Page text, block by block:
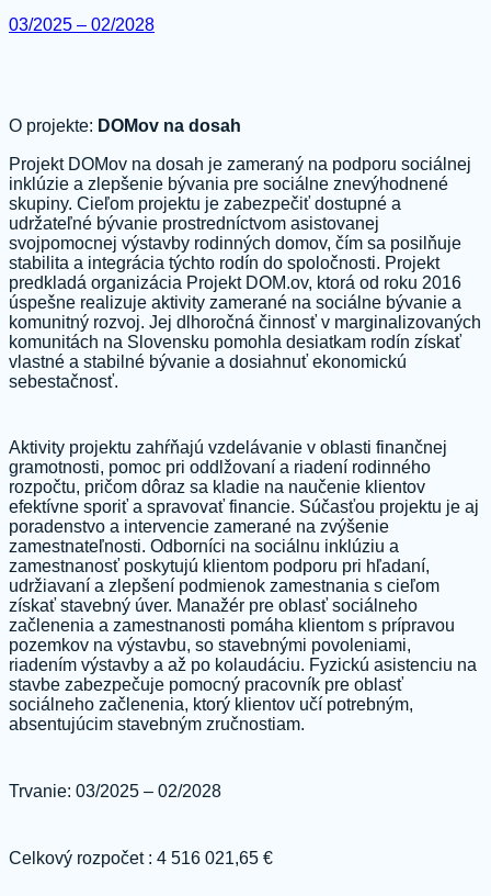
03/2025 – 02/2028
O projekte: DOMov na dosah
Projekt DOMov na dosah je zameraný na podporu sociálnej
inklúzie a zlepšenie bývania pre sociálne znevýhodnené
skupiny. Cieľom projektu je zabezpečiť dostupné a
udržateľné bývanie prostredníctvom asistovanej
svojpomocnej výstavby rodinných domov, čím sa posilňuje
stabilita a integrácia týchto rodín do spoločnosti. Projekt
predkladá organizácia Projekt DOM.ov, ktorá od roku 2016
úspešne realizuje aktivity zamerané na sociálne bývanie a
komunitný rozvoj. Jej dlhoročná činnosť v marginalizovaných
komunitách na Slovensku pomohla desiatkam rodín získať
vlastné a stabilné bývanie a dosiahnuť ekonomickú
sebestačnosť.
Aktivity projektu zahŕňajú vzdelávanie v oblasti finančnej
gramotnosti, pomoc pri oddlžovaní a riadení rodinného
rozpočtu, pričom dôraz sa kladie na naučenie klientov
efektívne sporiť a spravovať financie. Súčasťou projektu je aj
poradenstvo a intervencie zamerané na zvýšenie
zamestnateľnosti. Odborníci na sociálnu inklúziu a
zamestnanosť poskytujú klientom podporu pri hľadaní,
udržiavaní a zlepšení podmienok zamestnania s cieľom
získať stavebný úver. Manažér pre oblasť sociálneho
začlenenia a zamestnanosti pomáha klientom s prípravou
pozemkov na výstavbu, so stavebnými povoleniami,
riadením výstavby a až po kolaudáciu. Fyzickú asistenciu na
stavbe zabezpečuje pomocný pracovník pre oblasť
sociálneho začlenenia, ktorý klientov učí potrebným,
absentujúcim stavebným zručnostiam.
Trvanie: 03/2025 – 02/2028
Celkový rozpočet : 4 516 021,65 €